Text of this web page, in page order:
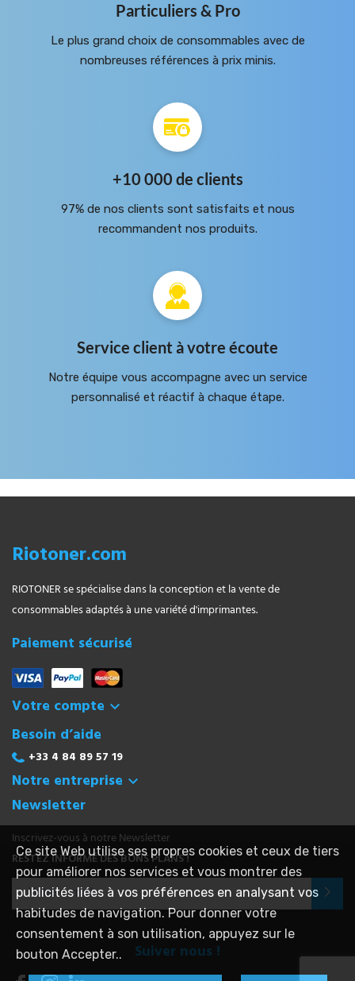
Ce site Web utilise ses propres cookies et ceux de tiers
pour améliorer nos services et vous montrer des
publicités liées à vos préférences en analysant vos
habitudes de navigation. Pour donner votre
consentement à son utilisation, appuyez sur le
bouton Accepter..
Particuliers & Pro
Le plus grand choix de consommables avec de
nombreuses références à prix minis.
+10 000 de clients
97% de nos clients sont satisfaits et nous
recommandent nos produits.
Service client à votre écoute
Notre équipe vous accompagne avec un service
personnalisé et réactif à chaque étape.
Riotoner.com
RIOTONER se spécialise dans la conception et la vente de
consommables adaptés à une variété d'imprimantes.
Paiement sécurisé
Votre compte 
Besoin d’aide
+33 4 84 89 57 19
Notre entreprise 
Newsletter
Inscrivez-vous à notre Newsletter
RESTEZ INFORMÉ DES BONS PLANS !
Suiver nous !